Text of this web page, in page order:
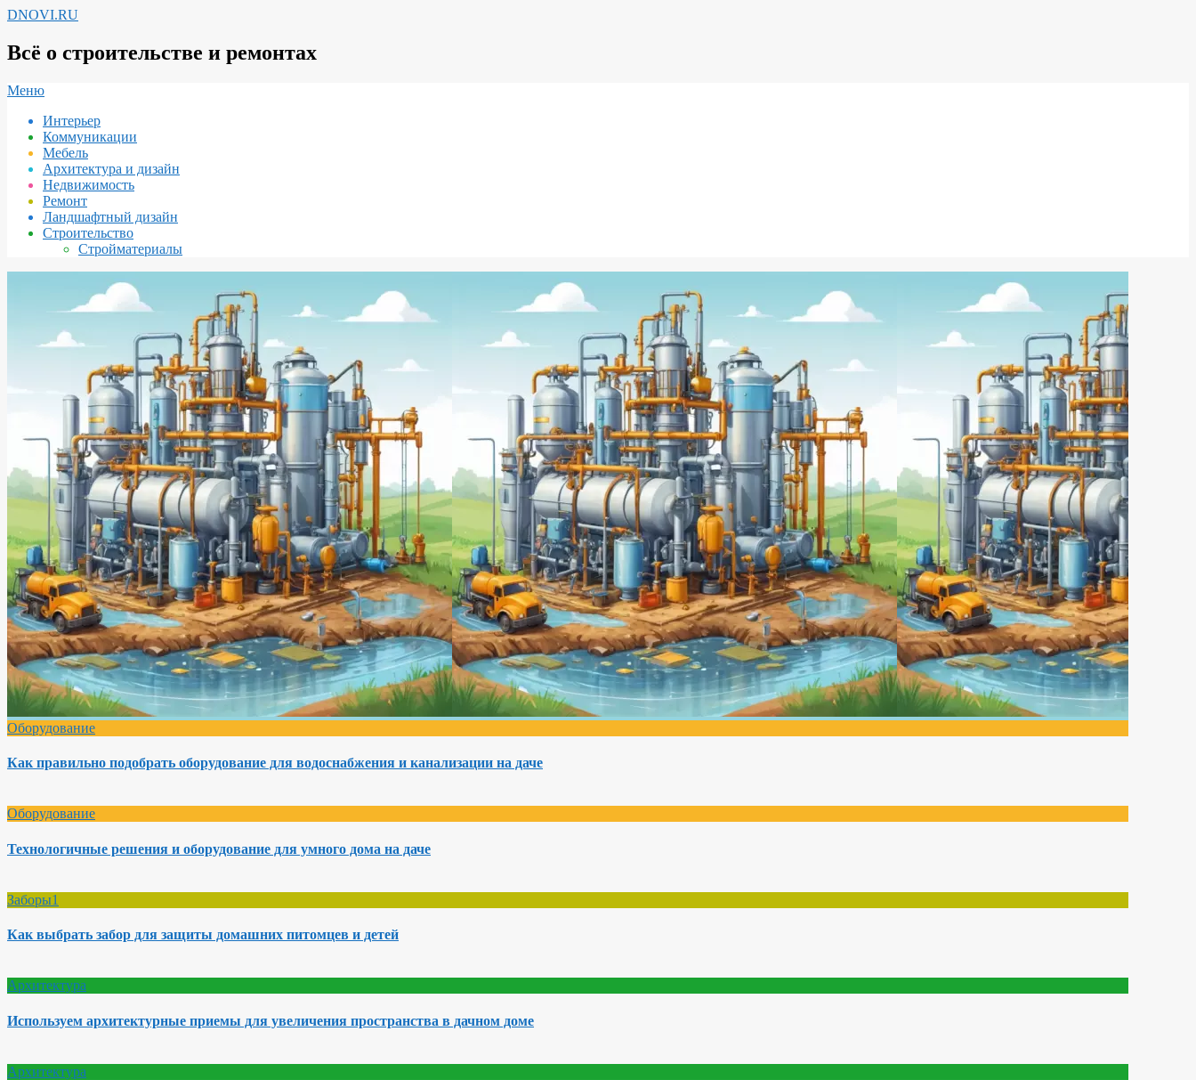
Перейти
содержимому
DNOVI.RU
Всё о строительстве и ремонтах
Вторичное
навигации
Меню
Интерьер
Коммуникации
Мебель
Архитектура и дизайн
Недвижимость
Ремонт
Ландшафтный дизайн
Строительство
Стройматериалы
Оборудование
Как правильно подобрать оборудование для водоснабжения и канализации на даче
Оборудование
Технологичные решения и оборудование для умного дома на даче
Заборы1
Как выбрать забор для защиты домашних питомцев и детей
Архитектура
Используем архитектурные приемы для увеличения пространства в дачном доме
Архитектура